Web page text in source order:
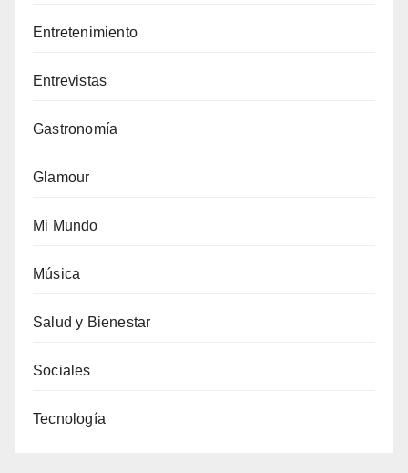
Entretenimiento
Entrevistas
Gastronomía
Glamour
Mi Mundo
Música
Salud y Bienestar
Sociales
Tecnología